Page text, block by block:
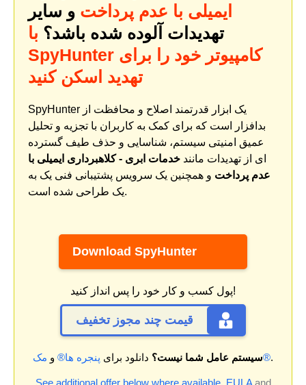
ایمیلی با عدم پرداخت و سایر
تهدیدات آلوده شده باشد؟ با
SpyHunter کامپیوتر خود را برای
تهدید اسکن کنید
SpyHunter یک ابزار قدرتمند اصلاح و محافظت از
بدافزار است که برای کمک به کاربران با تجزیه و تحلیل
عمیق امنیتی سیستم، شناسایی و حذف طیف گسترده
ای از تهدیدات مانند خدمات ابری - کلاهبرداری ایمیلی با
عدم پرداخت و همچنین یک سرویس پشتیبانی فنی یک به
یک طراحی شده است.
Download SpyHunter
پول کسب و کار خود را پس انداز کنید!
قیمت چند مجوز تخفیف
سیستم عامل شما نیست؟ دانلود برای پنجره ها® و مک®.